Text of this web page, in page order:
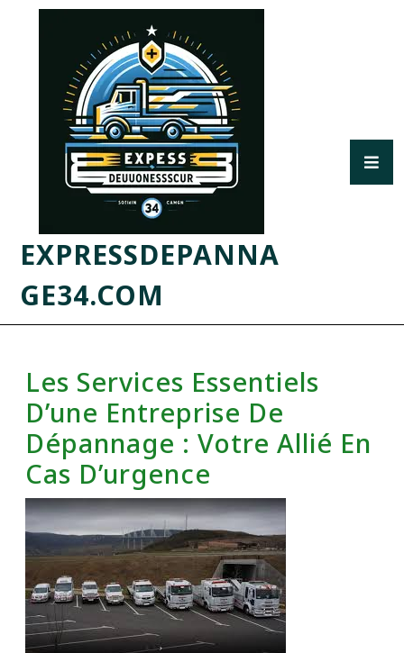
EXPRESSDEPANNA
GE34.COM
Les Services Essentiels
D’une Entreprise De
Dépannage : Votre Allié En
Cas D’urgence